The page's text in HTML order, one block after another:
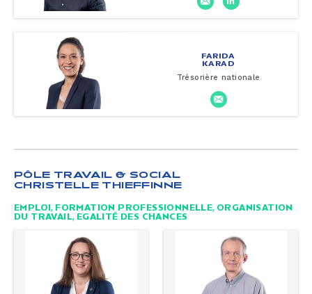
FARIDA
KARAD
Trésorière nationale
PÔLE TRAVAIL & SOCIAL
CHRISTELLE THIEFFINNE
EMPLOI, FORMATION PROFESSIONNELLE, ORGANISATION
DU TRAVAIL, EGALITÉ DES CHANCES